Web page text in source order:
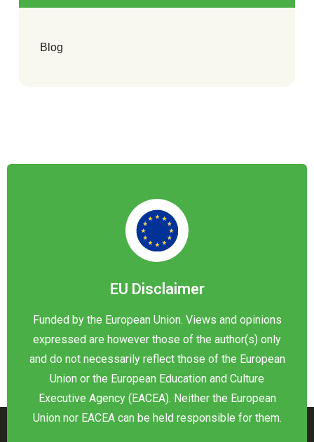
Blog
EU Disclaimer
Funded by the European Union. Views and opinions
expressed are however those of the author(s) only
and do not necessarily reflect those of the European
Union or the European Education and Culture
Executive Agency (EACEA). Neither the European
Union nor EACEA can be held responsible for them.